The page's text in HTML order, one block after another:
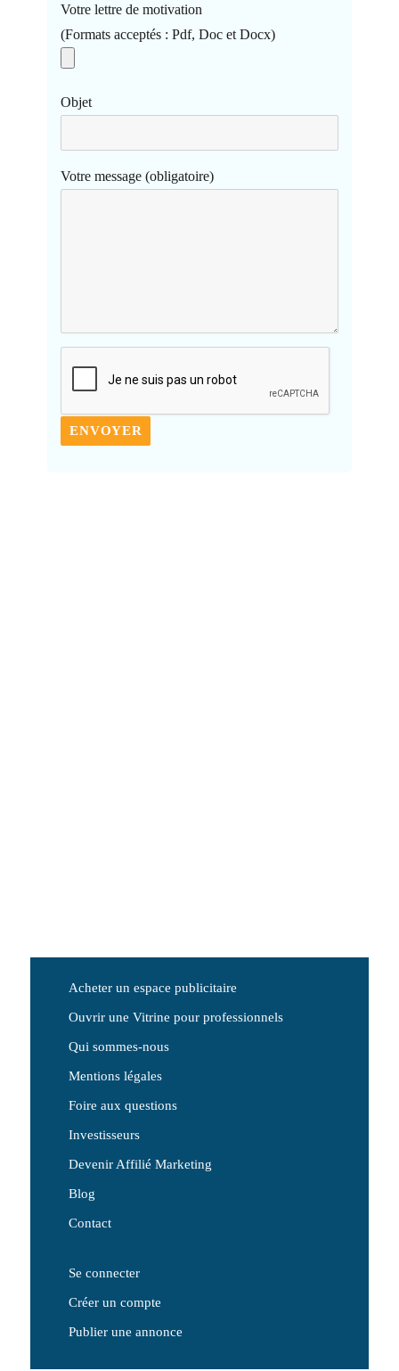
Votre lettre de motivation
(Formats acceptés : Pdf, Doc et Docx)
Objet
Votre message (obligatoire)
Acheter un espace publicitaire
Ouvrir une Vitrine pour professionnels
Qui sommes-nous
Mentions légales
Foire aux questions
Investisseurs
Devenir Affilié Marketing
Blog
Contact
Se connecter
Créer un compte
Publier une annonce